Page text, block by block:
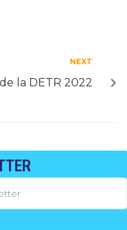
NEXT
la DETR 2022